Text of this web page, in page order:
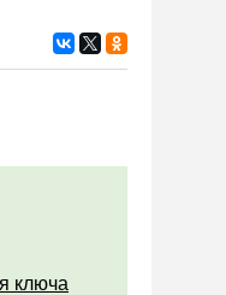
ключа